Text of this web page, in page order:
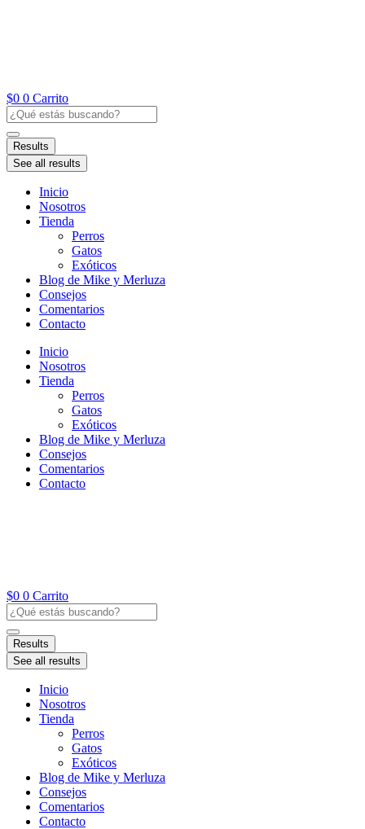
$0 0 Carrito
Search
...
Results
See all results
Inicio
Nosotros
Tienda
Perros
Gatos
Exóticos
Blog de Mike y Merluza
Consejos
Comentarios
Contacto
Inicio
Nosotros
Tienda
Perros
Gatos
Exóticos
Blog de Mike y Merluza
Consejos
Comentarios
Contacto
$0 0 Carrito
Search
...
Results
See all results
Inicio
Nosotros
Tienda
Perros
Gatos
Exóticos
Blog de Mike y Merluza
Consejos
Comentarios
Contacto